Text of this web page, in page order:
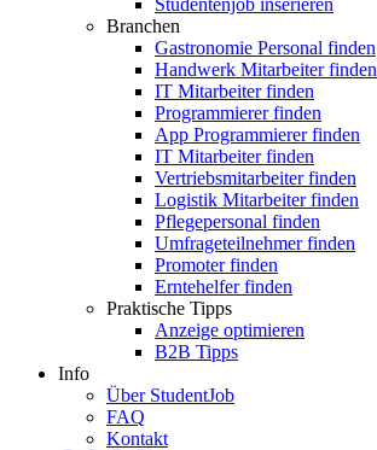
Studentenjob inserieren
Branchen
Gastronomie Personal finden
Handwerk Mitarbeiter finden
IT Mitarbeiter finden
Programmierer finden
App Programmierer finden
IT Mitarbeiter finden
Vertriebsmitarbeiter finden
Logistik Mitarbeiter finden
Pflegepersonal finden
Umfrageteilnehmer finden
Promoter finden
Erntehelfer finden
Praktische Tipps
Anzeige optimieren
B2B Tipps
Info
Über StudentJob
FAQ
Kontakt